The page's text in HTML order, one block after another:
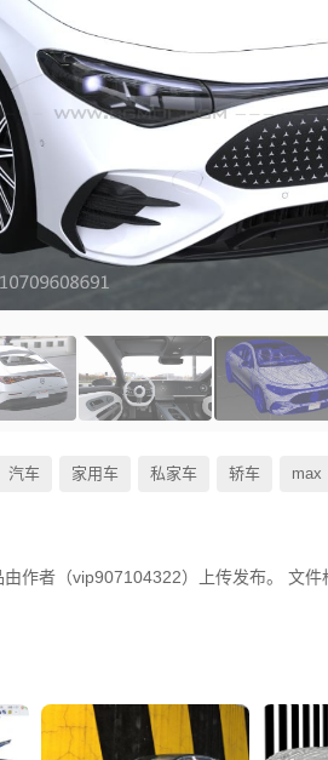
汽车 家用车 私家车 轿车 max
作者（vip907104322）上传发布。 文件